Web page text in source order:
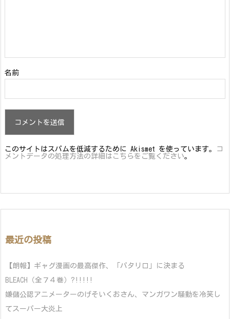
名前
このサイトはスパムを低減するために Akismet を使っています。
コ
メントデータの処理方法の詳細はこちらをご覧ください。
最近の投稿
【朗報】ギャグ漫画の最高傑作、「パタリロ」に決まる
BLEACH（全７４巻）?!!!!!
嫌儲公認アニメーターのげそいくおさん、マンガワン騒動を冷笑し
てスーパー大炎上